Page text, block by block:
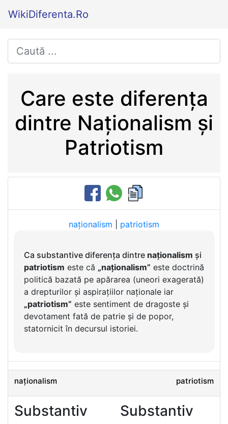
WikiDiferenta.Ro
Care este diferența
dintre Naționalism și
Patriotism
naționalism patriotism
Ca substantive diferența dintre naționalism și
patriotism este că „naționalism” este doctrină
politică bazată pe apărarea (uneori exagerată)
a drepturilor și aspirațiilor naționale iar
„patriotism” este sentiment de dragoste și
devotament fată de patrie și de popor,
statornicit în decursul istoriei.
naționalism patriotism
Substantiv Substantiv